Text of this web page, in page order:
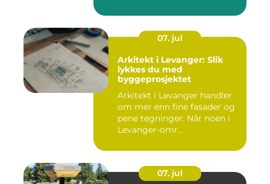
07. jul
Arkitekt i Levanger: Slik
lykkes du med
byggeprosjektet
Arkitekt i Levanger handler
om mer enn fine fasader og
pene tegninger. Når noen i
Levanger-omr...
07. jul